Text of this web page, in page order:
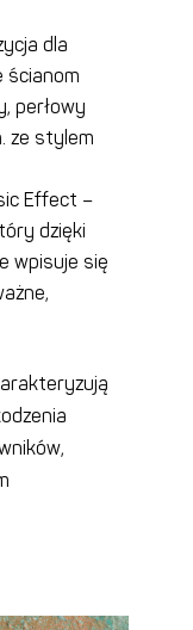
dla
ścianom
perłowy
ze stylem
Effect –
dzięki
wpisuje się